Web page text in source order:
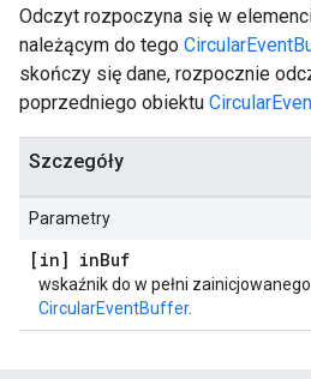
Odczyt rozpoczyna się w
należącym do tego
skończy się dane, rozpocznie
poprzedniego obiektu
Szczegóły
Parametry
[in] inBuf
wskaźnik do w pełni
CircularEventBuffer.